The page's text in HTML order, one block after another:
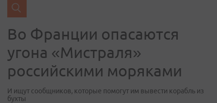
Во Франции опасаются
угона «Мистраля»
российскими моряками
И ищут сообщников, которые помогут им вывести корабль из
бухты